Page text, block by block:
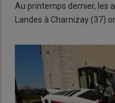
Au printemps dernier, les
Landes à Charnizay (37)